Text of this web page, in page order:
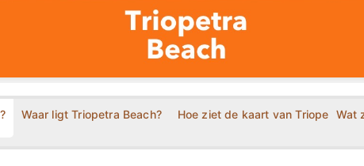
Waar ligt Triopetra Beach? Hoe ziet de kaart van TriopetraWat